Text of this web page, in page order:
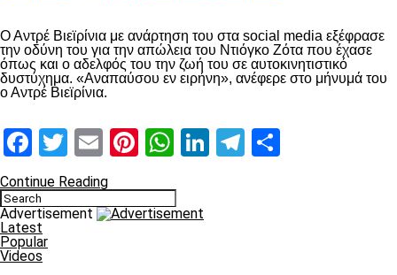
Ο Αντρέ Βιεϊρίνια με ανάρτηση του στα social media εξέφρασε
την οδύνη του για την απώλεια του Ντιόγκο Ζότα που έχασε
όπως και ο αδελφός του την ζωή του σε αυτοκινητιστικό
δυστύχημα. «Αναπαύσου εν ειρήνη», ανέφερε στο μήνυμά του
ο Αντρέ Βιεϊρίνια.
Facebook
Twitter
EmailPinterest
WhatsApp
LinkedIn
Telegram
Continue Reading
Advertisement
Latest
Popular
Videos